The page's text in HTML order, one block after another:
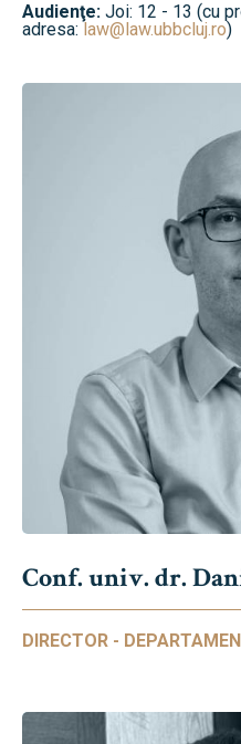
Audienţe: Joi: 12 - 13 (cu
adresa:law@law.ubbcluj.ro)
Conf. univ. dr.
DIRECTOR -